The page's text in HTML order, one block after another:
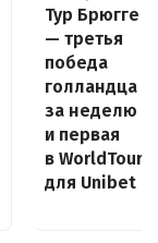
Тур Брюгге
— третья
победа
голландца
за неделю
и первая
в WorldTour
для Unibet